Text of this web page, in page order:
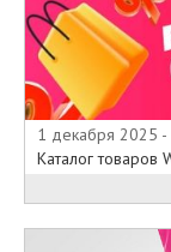
1 декабря 2025
Каталог товаров